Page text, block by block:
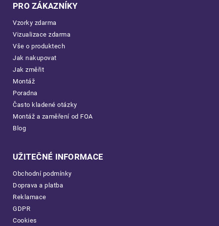
PRO ZÁKAZNÍKY
Vzorky zdarma
Vizualizace zdarma
Vše o produktech
Jak nakupovat
Jak změřit
Montáž
Poradna
Často kladené otázky
Montáž a zaměření od FOA
Blog
UŽITEČNÉ INFORMACE
Obchodní podmínky
Doprava a platba
Reklamace
GDPR
Cookies